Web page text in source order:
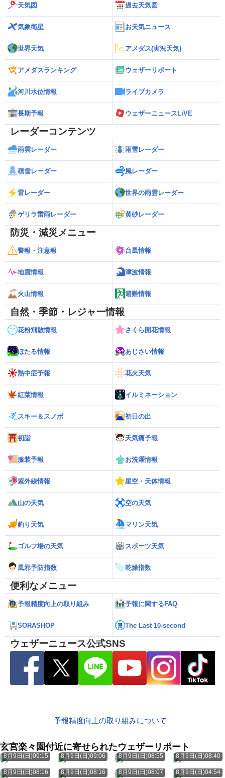
天気図 過去天気図
気象衛星 お天気ニュース
世界天気 アメダス(実況天気)
アメダスランキング ウェザーリポート
河川水位情報 ライブカメラ
長期予報 ウェザーニュースLiVE
レーダーコンテンツ
雨雲レーダー 雨雪レーダー
積雪レーダー 風レーダー
雷レーダー 世界の雨雲レーダー
ゲリラ雷雨レーダー 黄砂レーダー
防災・減災メニュー
警報・注意報 台風情報
地震情報 津波情報
火山情報 避難情報
自然・季節・レジャー情報
花粉飛散情報 さくら開花情報
ほたる情報 あじさい情報
熱中症予報 花火天気
紅葉情報 イルミネーション
スキー＆スノボ 初日の出
初詣 天気痛予報
服装予報 お洗濯情報
紫外線情報 星空・天体情報
山の天気 空の天気
釣り天気 マリン天気
ゴルフ場の天気 スポーツ天気
風邪予防指数 乾燥指数
便利なメニュー
予報精度向上の取り組み 予報に関するFAQ
SORASHOP The Last 10-second
ウェザーニュース公式SNS
予報精度向上の取り組みについて
玄宮楽々園付近に寄せられたウェザーリポート
8月9日(日)09:15 8月9日(日)09:06 8月9日(日)08:55 8月9日(日)08:40
8月9日(日)08:16 8月9日(日)08:16 8月9日(日)08:07 8月9日(日)04:54